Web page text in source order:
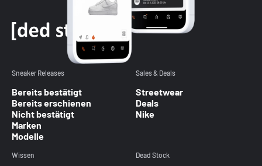
Sneaker Releases
Bereits bestätigt
Bereits erschienen
Nicht bestätigt
Marken
Modelle
Sales & Deals
Streetwear
Deals
Nike
Wissen Dead Stock